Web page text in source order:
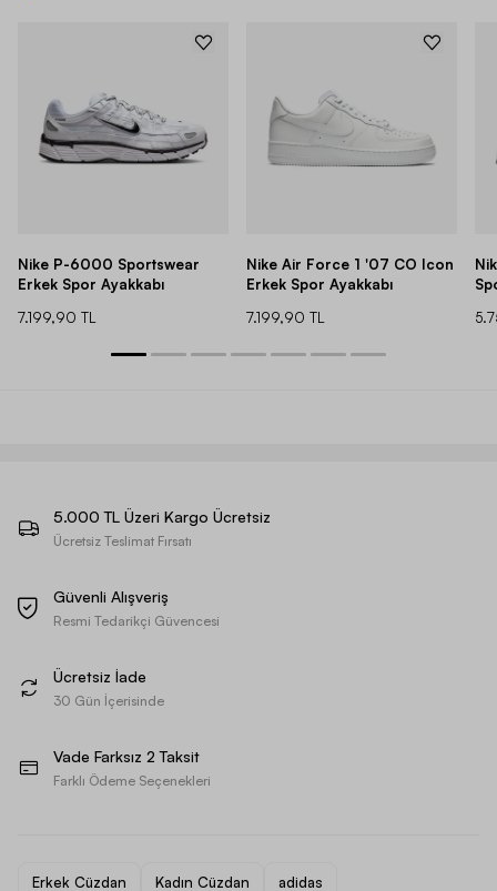
Nike P-6000 Sportswear
Erkek Spor Ayakkabı
7.199,90 TL
Nike Air Force 1 '07 CO Icon
Erkek Spor Ayakkabı
7.199,90 TL
5.000 TL Üzeri Kargo Ücretsiz
Ücretsiz Teslimat Fırsatı
Güvenli Alışveriş
Resmi Tedarikçi Güvencesi
Ücretsiz İade
30 Gün İçerisinde
Vade Farksız 2 Taksit
Farklı Ödeme Seçenekleri
Erkek Cüzdan Kadın Cüzdan adidas